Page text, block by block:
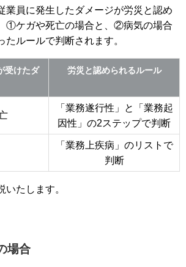
業員に発生したダメージが労災と認め
①ケガや死亡の場合と、②病気の場合
たルールで判断されます。
受けたダ
労災と認められるルール
「業務遂行性」と「業務起
因性」の2ステップで判断
「業務上疾病」のリストで
判断
いたします。
場合